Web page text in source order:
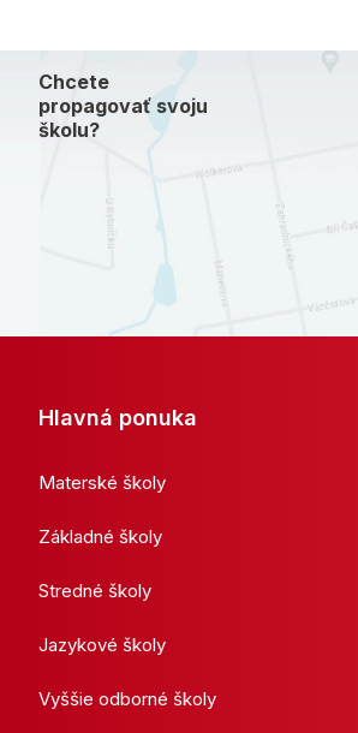
Chcete
propagovať svoju
školu?
Hlavná ponuka
Materské školy
Základné školy
Stredné školy
Jazykové školy
Vyššie odborné školy